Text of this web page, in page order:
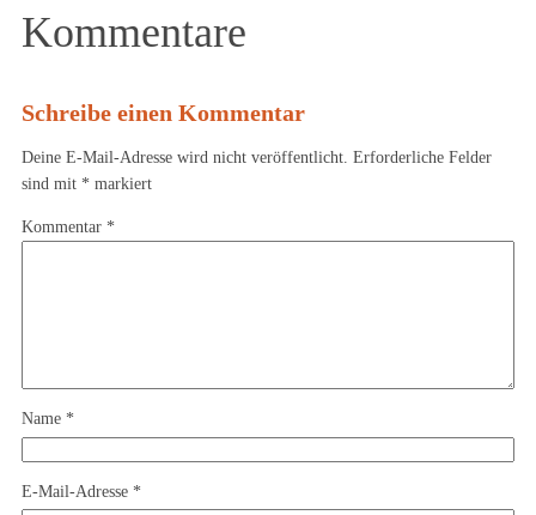
Kommentare
Schreibe einen Kommentar
Deine E-Mail-Adresse wird nicht veröffentlicht. Erforderliche Felder
sind mit * markiert
Kommentar *
Name *
E-Mail-Adresse *